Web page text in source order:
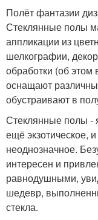
Полёт фантазии
Стеклянные полы
аппликации из
шелкографии,
обработки (об этом
оснащают
обустраивают в
Стеклянные полы -
ещё экзотическое,
неоднозначное.
интересен и
равнодушными,
шедевр,
стекла.